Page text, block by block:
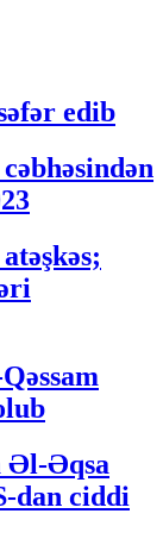
edib
Əl-Əqsa
dan ciddi